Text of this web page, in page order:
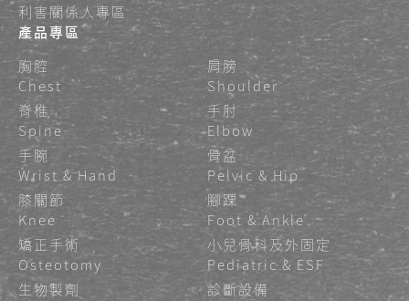
利害關係人專區
產品專區
胸腔
Chest
肩膀
Shoulder
脊椎
Spine
手肘
Elbow
手腕
Wrist & Hand
骨盆
Pelvic & Hip
膝關節
Knee
腳踝
Foot & Ankle
矯正手術
Osteotomy
小兒骨科及外固定
Pediatric & ESF
生物製劑
診斷設備